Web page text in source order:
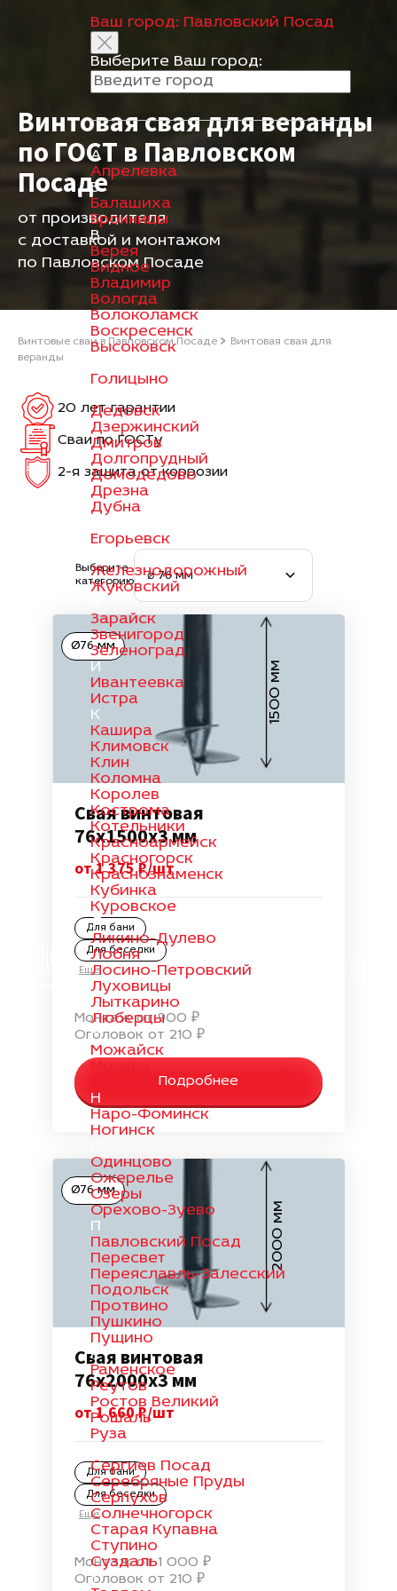
Ваш город: Павловский Посад
Выберите Ваш город:
А
Апрелевка
Б
Балашиха
Бронницы
В
Верея
Видное
Владимир
Вологда
Волоколамск
Воскресенск
Высоковск
Голицыно
Дедовск
Дзержинский
Дмитров
Долгопрудный
Домодедово
Дрезна
Дубна
Егорьевск
Железнодорожный
Жуковский
Зарайск
Звенигород
Зеленоград
И
Ивантеевка
Истра
К
Кашира
Климовск
Клин
Коломна
Королев
Кострома
Котельники
Красноармейск
Красногорск
Краснознаменск
Кубинка
Куровское
Л
Ликино-Дулево
Лобня
Лосино-Петровский
Луховицы
Лыткарино
Люберцы
М
Можайск
Н
Наро-Фоминск
Ногинск
Одинцово
Ожерелье
Озеры
Орехово-Зуево
П
Павловский Посад
Пересвет
Переяславль-Залесский
Подольск
Протвино
Пушкино
Пущино
Р
Раменское
Реутов
Ростов Великий
Рошаль
Руза
Сергиев Посад
Серебряные Пруды
Серпухов
Солнечногорск
Старая Купавна
Ступино
Суздаль
Т
Винтовая свая для веранды
по ГОСТ в Павловском
Посаде
от производителя
с доставкой и монтажом
по Павловском Посаде
Винтовые сваи в Павловском Посаде
Винтовая свая для
веранды
20 лет гарантии
Сваи по ГОСТу
2-я защита от коррозии
Выберите
категорию
⌀ 76 мм
1500 мм
Ø76 мм
Свая винтовая
76х1500х3 мм
от 1 375 ₽/шт
Для бани
Для беседки
Еще
Монтаж от 900 ₽
Оголовок от 210 ₽
Подробнее
2000 мм
Ø76 мм
Свая винтовая
76х2000х3 мм
от 1 660 ₽/шт
Для бани
Для беседки
Еще
Монтаж от 1 000 ₽
Оголовок от 210 ₽